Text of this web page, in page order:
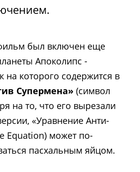
был включен еще
Апоколипс -
на которого содержится в
Супермена» (символ
на то, что его вырезали
«Уравнение Анти-
Equation) может по-
пасхальным яйцом.